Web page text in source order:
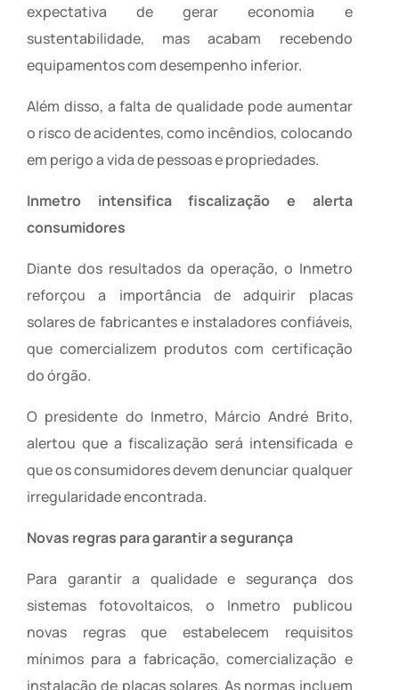
expectativa de gerar economia e
sustentabilidade, mas acabam recebendo
equipamentos com desempenho inferior.
Além disso, a falta de qualidade pode aumentar
o risco de acidentes, como incêndios, colocando
em perigo a vida de pessoas e propriedades.
Inmetro intensifica fiscalização e alerta
consumidores
Diante dos resultados da operação, o Inmetro
reforçou a importância de adquirir placas
solares de fabricantes e instaladores confiáveis,
que comercializem produtos com certificação
do órgão.
O presidente do Inmetro, Márcio André Brito,
alertou que a fiscalização será intensificada e
que os consumidores devem denunciar qualquer
irregularidade encontrada.
Novas regras para garantir a segurança
Para garantir a qualidade e segurança dos
sistemas fotovoltaicos, o Inmetro publicou
novas regras que estabelecem requisitos
mínimos para a fabricação, comercialização e
instalação de placas solares. As normas incluem